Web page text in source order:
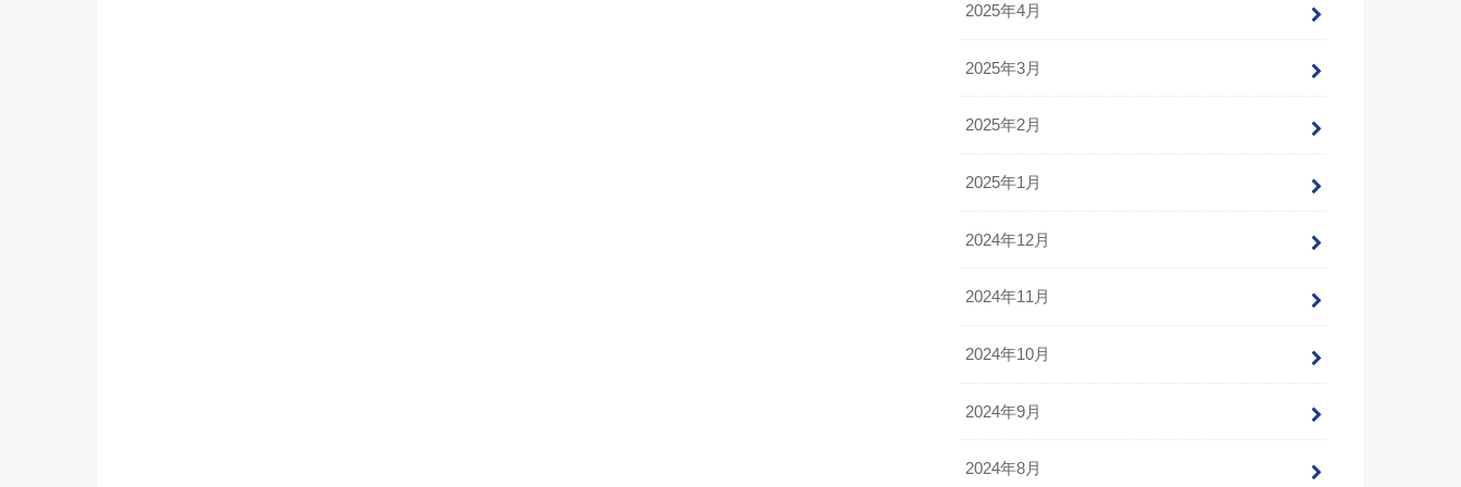
2025年4月
2025年3月
2025年2月
2025年1月
2024年12月
2024年11月
2024年10月
2024年9月
2024年8月